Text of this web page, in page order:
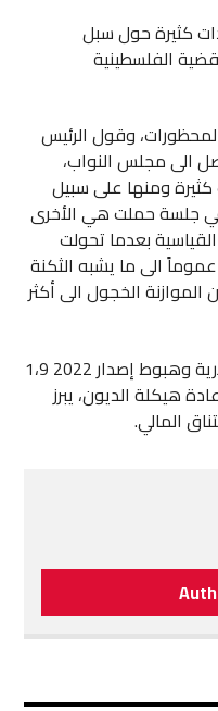
كثيرة حول سبل
الفلسطينية
وقول الرئيس
الى مجلس النواب،
ومنها على سبيل
في جلسة حملت هي الأخرى
بعدما تحولت
الى ما يشبه الثكنة
الخجول الى أكثر
ماليا، ومع تراجع سندات لبنان الدولارية وهبوط إصدار 2022 1،9
هيكلة الديون، يبرز
المالي.